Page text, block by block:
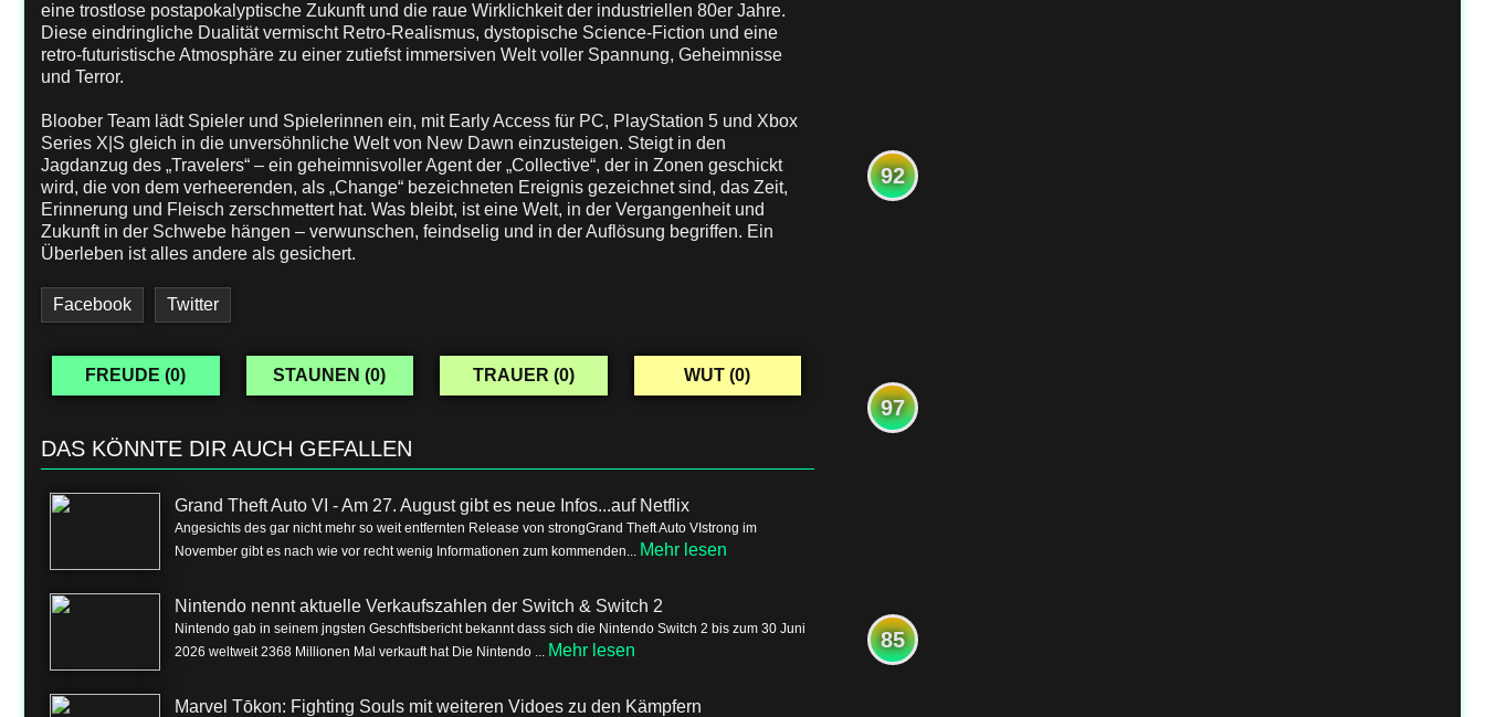
eine trostlose postapokalyptische Zukunft und die raue Wirklichkeit der industriellen 80er Jahre.
Diese eindringliche Dualität vermischt Retro-Realismus, dystopische Science-Fiction und eine
retro-futuristische Atmosphäre zu einer zutiefst immersiven Welt voller Spannung, Geheimnisse
und Terror.
Bloober Team lädt Spieler und Spielerinnen ein, mit Early Access für PC, PlayStation 5 und Xbox
Series X|S gleich in die unversöhnliche Welt von New Dawn einzusteigen. Steigt in den
Jagdanzug des „Travelers“ – ein geheimnisvoller Agent der „Collective“, der in Zonen geschickt
wird, die von dem verheerenden, als „Change“ bezeichneten Ereignis gezeichnet sind, das Zeit,
Erinnerung und Fleisch zerschmettert hat. Was bleibt, ist eine Welt, in der Vergangenheit und
Zukunft in der Schwebe hängen – verwunschen, feindselig und in der Auflösung begriffen. Ein
Überleben ist alles andere als gesichert.
Facebook Twitter
FREUDE (0) STAUNEN (0) TRAUER (0) WUT (0)
DAS KÖNNTE DIR AUCH GEFALLEN
Grand Theft Auto VI - Am 27. August gibt es neue Infos...auf Netflix
Angesichts des gar nicht mehr so weit entfernten Release von strongGrand Theft Auto VIstrong im
November gibt es nach wie vor recht wenig Informationen zum kommenden... Mehr lesen
Nintendo nennt aktuelle Verkaufszahlen der Switch & Switch 2
Nintendo gab in seinem jngsten Geschftsbericht bekannt dass sich die Nintendo Switch 2 bis zum 30 Juni
2026 weltweit 2368 Millionen Mal verkauft hat Die Nintendo ... Mehr lesen
Marvel Tōkon: Fighting Souls mit weiteren Vidoes zu den Kämpfern
92
97
85